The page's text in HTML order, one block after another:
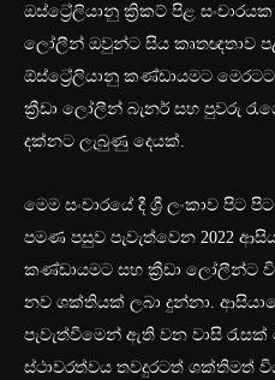
ඔස්ට්‍රේලියානු ක්‍රිකට් පිළ සංචාරයක
ලෝලීන් ඔවුන්ට සිය කෘතඥතාව
ඕස්ට්‍රේලියානු කණ්ඩායමට
ක්‍රීඩා ලෝලීන් බැනර් සහ පුවරු
දක්නට ලැබුණු දෙයක්.
මෙම සංචාරයේ දී ශ්‍රී ලංකාව පිට
පමණ පසුව පැවැත්වෙන 2022
කණ්ඩායමට සහ ක්‍රීඩා ලෝලීන්ට
නව ශක්තියක් ලබා දුන්නා.
පැවැත්වීමෙන් ඇති වන වාසි
ස්ථාවරත්වය තවදුරටත් ශක්තිමත්